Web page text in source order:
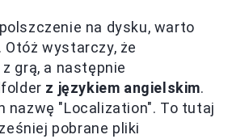
na dysku, warto
wystarczy, że
grą, a następnie
z językiem angielskim.
nazwę "Localization". To tutaj
pobrane pliki